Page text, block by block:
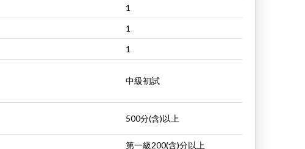
1
1
1
中級初試
500分(含)以上
第一級200(含)分以上